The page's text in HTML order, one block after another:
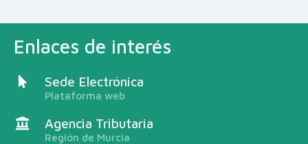
Enlaces de interés
Sede Electrónica
Plataforma web
Agencia Tributaria
Región de Murcia